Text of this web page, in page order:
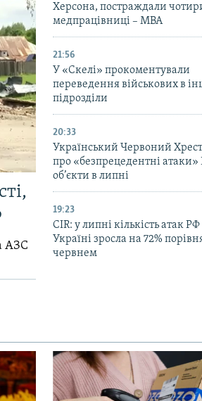
АЗС
Херсона, постраждали
медпрацівниці – МВА
21:56
У «Скелі» прокоментували
переведення військових в
підрозділи
20:33
Український Червоний
про «безпрецедентні атаки»
об’єкти в липні
19:23
CIR: у липні кількість атак
Україні зросла на 72%
червнем